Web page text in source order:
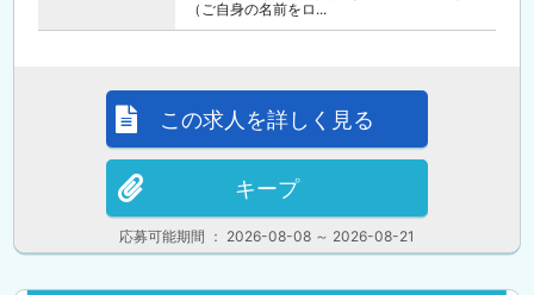
（ご自身の名前をロ...
応募可能期間 ： 2026-08-08 ～ 2026-08-21
この求人を詳しく見る
キープ